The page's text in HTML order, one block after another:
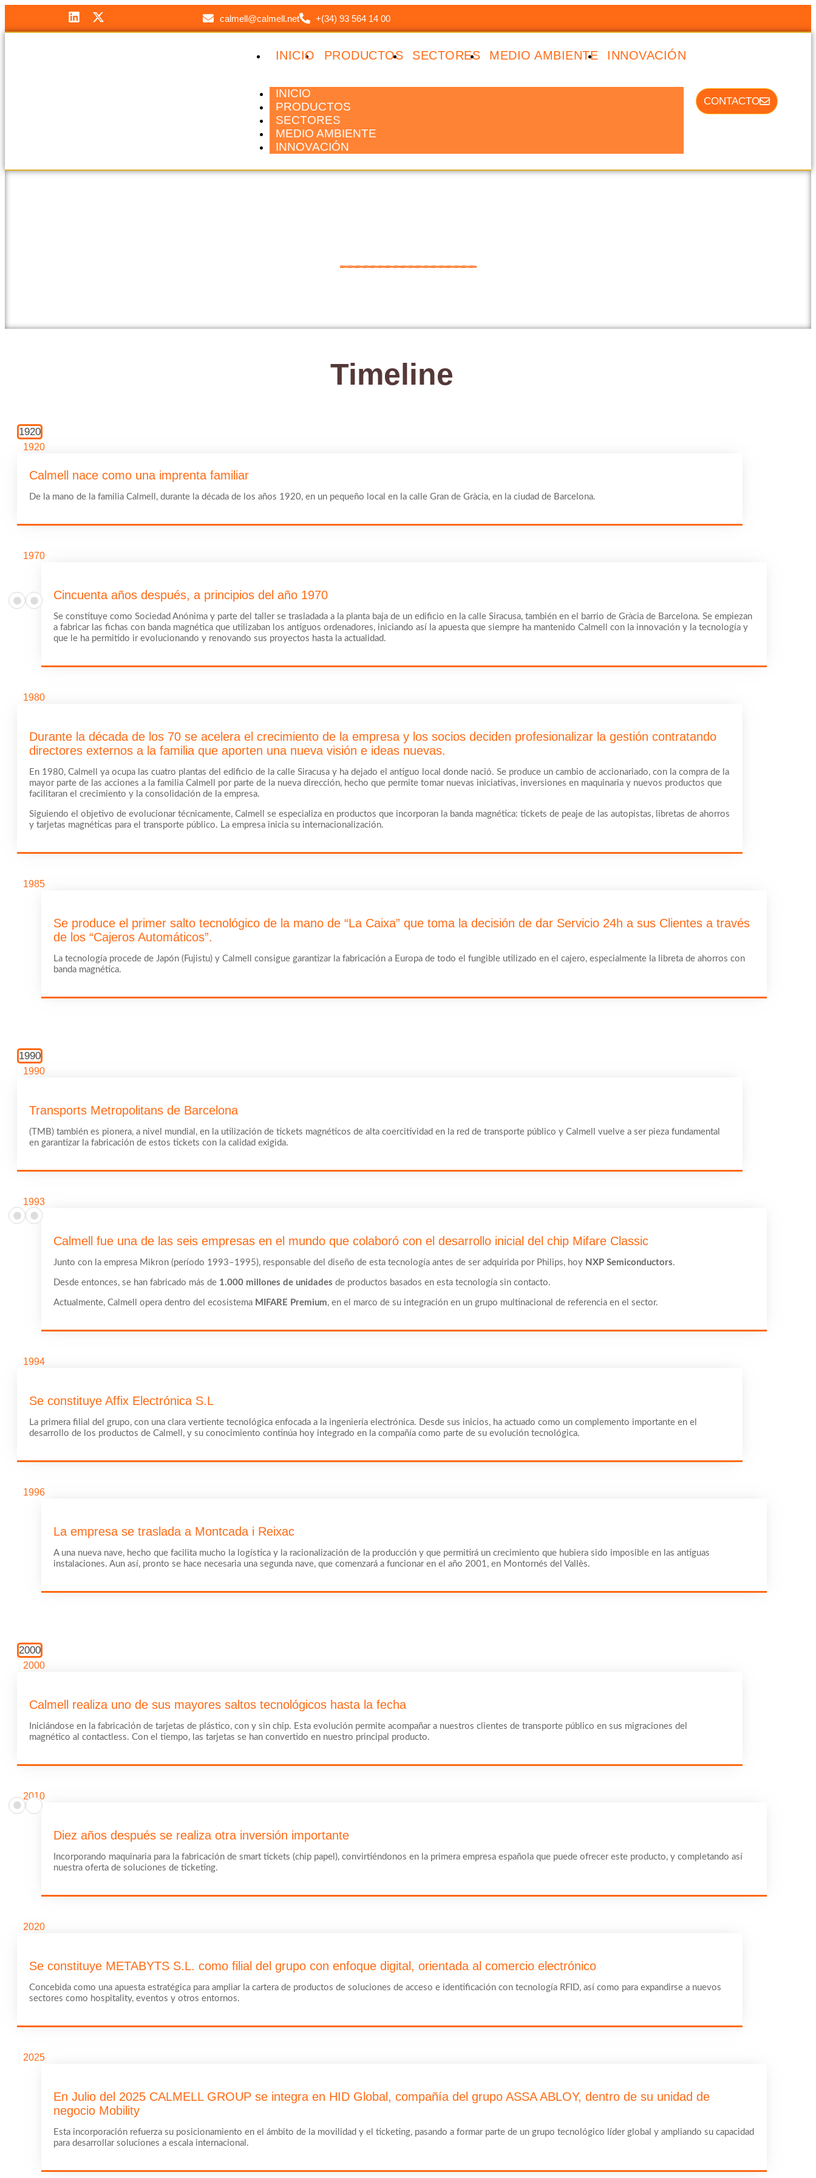
calmell@calmell.net +(34) 93 564 14 00
INICIO PRODUCTOS SECTORES MEDIO AMBIENTE INNOVACIÓN
INICIO
PRODUCTOS
SECTORES
MEDIO AMBIENTE
INNOVACIÓN
CONTACTO
Timeline
1920
1920
Calmell nace como una imprenta familiar
De la mano de la familia Calmell, durante la década de los años 1920, en un pequeño local en la calle Gran de Gràcia, en la ciudad de Barcelona.
1970
Cincuenta años después, a principios del año 1970
Se constituye como Sociedad Anónima y parte del taller se trasladada a la planta baja de un edificio en la calle Siracusa, también en el barrio de Gràcia de Barcelona. Se empiezan
a fabricar las fichas con banda magnética que utilizaban los antiguos ordenadores, iniciando así la apuesta que siempre ha mantenido Calmell con la innovación y la tecnología y
que le ha permitido ir evolucionando y renovando sus proyectos hasta la actualidad.
1980
Durante la década de los 70 se acelera el crecimiento de la empresa y los socios deciden profesionalizar la gestión contratando
directores externos a la familia que aporten una nueva visión e ideas nuevas.
En 1980, Calmell ya ocupa las cuatro plantas del edificio de la calle Siracusa y ha dejado el antiguo local donde nació. Se produce un cambio de accionariado, con la compra de la
mayor parte de las acciones a la familia Calmell por parte de la nueva dirección, hecho que permite tomar nuevas iniciativas, inversiones en maquinaria y nuevos productos que
facilitaran el crecimiento y la consolidación de la empresa.
Siguiendo el objetivo de evolucionar técnicamente, Calmell se especializa en productos que incorporan la banda magnética: tickets de peaje de las autopistas, libretas de ahorros
y tarjetas magnéticas para el transporte público. La empresa inicia su internacionalización.
1985
Se produce el primer salto tecnológico de la mano de “La Caixa” que toma la decisión de dar Servicio 24h a sus Clientes a través
de los “Cajeros Automáticos”.
La tecnología procede de Japón (Fujistu) y Calmell consigue garantizar la fabricación a Europa de todo el fungible utilizado en el cajero, especialmente la libreta de ahorros con
banda magnética.
1990
1990
Transports Metropolitans de Barcelona
(TMB) también es pionera, a nivel mundial, en la utilización de tickets magnéticos de alta coercitividad en la red de transporte público y Calmell vuelve a ser pieza fundamental
en garantizar la fabricación de estos tickets con la calidad exigida.
1993
Calmell fue una de las seis empresas en el mundo que colaboró con el desarrollo inicial del chip Mifare Classic
Junto con la empresa Mikron (período 1993–1995), responsable del diseño de esta tecnología antes de ser adquirida por Philips, hoy NXP Semiconductors.
Desde entonces, se han fabricado más de 1.000 millones de unidades de productos basados en esta tecnología sin contacto.
Actualmente, Calmell opera dentro del ecosistema MIFARE Premium, en el marco de su integración en un grupo multinacional de referencia en el sector.
1994
Se constituye Affix Electrónica S.L
La primera filial del grupo, con una clara vertiente tecnológica enfocada a la ingeniería electrónica. Desde sus inicios, ha actuado como un complemento importante en el
desarrollo de los productos de Calmell, y su conocimiento continúa hoy integrado en la compañía como parte de su evolución tecnológica.
1996
La empresa se traslada a Montcada i Reixac
A una nueva nave, hecho que facilita mucho la logística y la racionalización de la producción y que permitirá un crecimiento que hubiera sido imposible en las antiguas
instalaciones. Aun así, pronto se hace necesaria una segunda nave, que comenzará a funcionar en el año 2001, en Montornés del Vallès.
2000
2000
Calmell realiza uno de sus mayores saltos tecnológicos hasta la fecha
Iniciándose en la fabricación de tarjetas de plástico, con y sin chip. Esta evolución permite acompañar a nuestros clientes de transporte público en sus migraciones del
magnético al contactless. Con el tiempo, las tarjetas se han convertido en nuestro principal producto.
2010
Diez años después se realiza otra inversión importante
Incorporando maquinaria para la fabricación de smart tickets (chip papel), convirtiéndonos en la primera empresa española que puede ofrecer este producto, y completando así
nuestra oferta de soluciones de ticketing.
2020
Se constituye METABYTS S.L. como filial del grupo con enfoque digital, orientada al comercio electrónico
Concebida como una apuesta estratégica para ampliar la cartera de productos de soluciones de acceso e identificación con tecnología RFID, así como para expandirse a nuevos
sectores como hospitality, eventos y otros entornos.
2025
En Julio del 2025 CALMELL GROUP se integra en HID Global, compañía del grupo ASSA ABLOY, dentro de su unidad de
negocio Mobility
Esta incorporación refuerza su posicionamiento en el ámbito de la movilidad y el ticketing, pasando a formar parte de un grupo tecnológico líder global y ampliando su capacidad
para desarrollar soluciones a escala internacional.